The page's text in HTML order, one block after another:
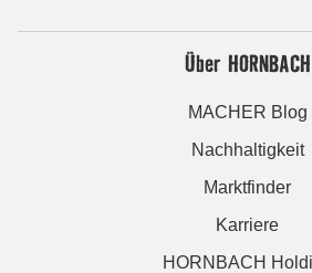
Über HORNBACH
MACHER Blog
Nachhaltigkeit
Marktfinder
Karriere
HORNBACH